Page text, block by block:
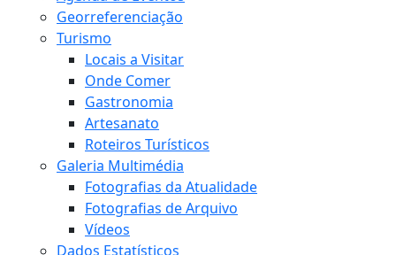
Georreferenciação
Turismo
Locais a Visitar
Onde Comer
Gastronomia
Artesanato
Roteiros Turísticos
Galeria Multimédia
Fotografias da Atualidade
Fotografias de Arquivo
Vídeos
Dados Estatísticos